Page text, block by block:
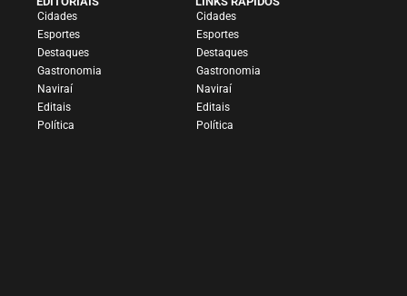
Cidades
Esportes
Destaques
Gastronomia
Naviraí
Editais
Política
Cidades
Esportes
Destaques
Gastronomia
Naviraí
Editais
Política